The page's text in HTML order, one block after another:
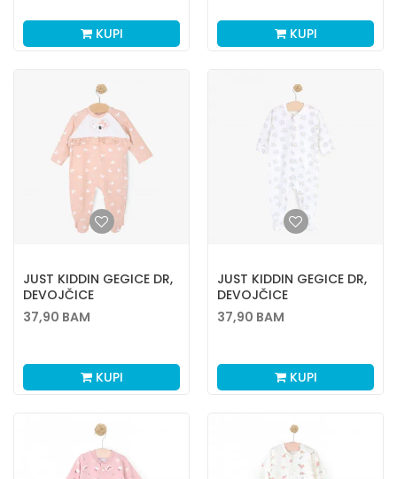
KUPI KUPI
JUST KIDDIN GEGICE DR,
DEVOJČICE
37,90 BAM
KUPI
JUST KIDDIN GEGICE DR,
DEVOJČICE
37,90 BAM
KUPI